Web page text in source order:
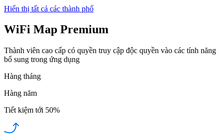
Hiển thị tất cả các thành phố
WiFi Map Premium
Thành viên cao cấp có quyền truy cập độc quyền vào các tính năng
bổ sung trong ứng dụng
Hàng tháng
Hàng năm
Tiết kiệm tới 50%